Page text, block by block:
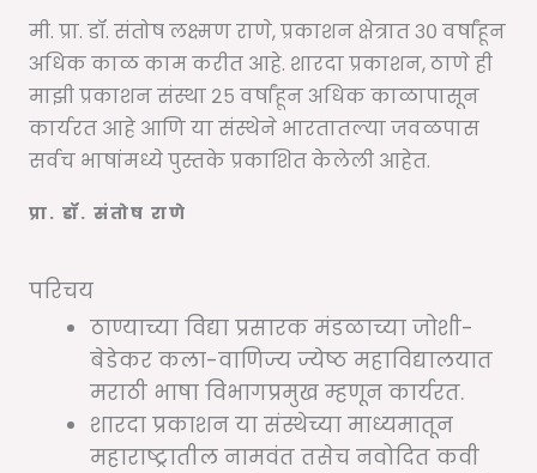
मी. प्रा. डॉ. संतोष लक्ष्मण राणे, प्रकाशन क्षेत्रात ३० वर्षांहून
अधिक काळ काम करीत आहे. शारदा प्रकाशन, ठाणे ही
माझी प्रकाशन संस्था २५ वर्षांहून अधिक काळापासून
कार्यरत आहे आणि या संस्थेने भारतातल्या जवळपास
सर्वच भाषांमध्ये पुस्तके प्रकाशित केलेली आहेत.
प्रा. डॉ. संतोष राणे
परिचय
ठाण्याच्या विद्या प्रसारक मंडळाच्या जोशी-
बेडेकर कला-वाणिज्य ज्येष्ठ महाविद्यालयात
मराठी भाषा विभागप्रमुख म्हणून कार्यरत.
शारदा प्रकाशन या संस्थेच्या माध्यमातून
महाराष्ट्रातील नामवंत तसेच नवोदित कवी